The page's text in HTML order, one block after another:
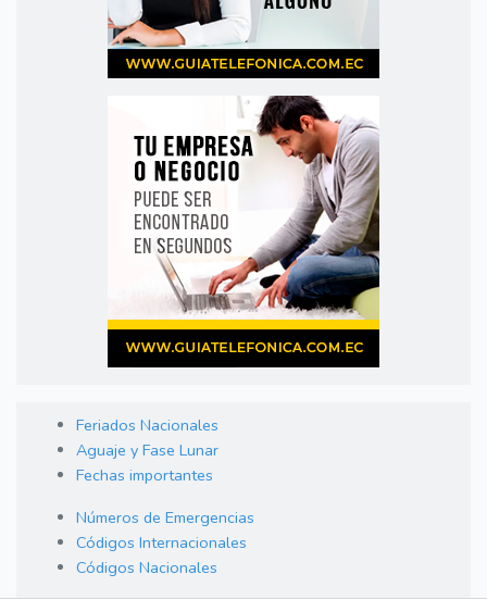
Feriados Nacionales
Aguaje y Fase Lunar
Fechas importantes
Números de Emergencias
Códigos Internacionales
Códigos Nacionales